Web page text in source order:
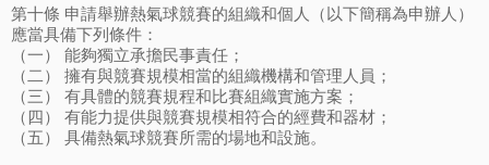
第十條 申請舉辦熱氣球競賽的組織和個人（以下簡稱為申辦人）
應當具備下列條件：
（一） 能夠獨立承擔民事責任；
（二） 擁有與競賽規模相當的組織機構和管理人員；
（三） 有具體的競賽規程和比賽組織實施方案；
（四） 有能力提供與競賽規模相符合的經費和器材；
（五） 具備熱氣球競賽所需的場地和設施。